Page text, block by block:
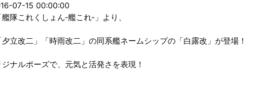
07-15 00:00:00
隊これくしょん‐艦これ‐」より、
立改二」「時雨改二」の同系艦ネームシップの「白露改」が登場！
ナルポーズで、元気と活発さを表現！